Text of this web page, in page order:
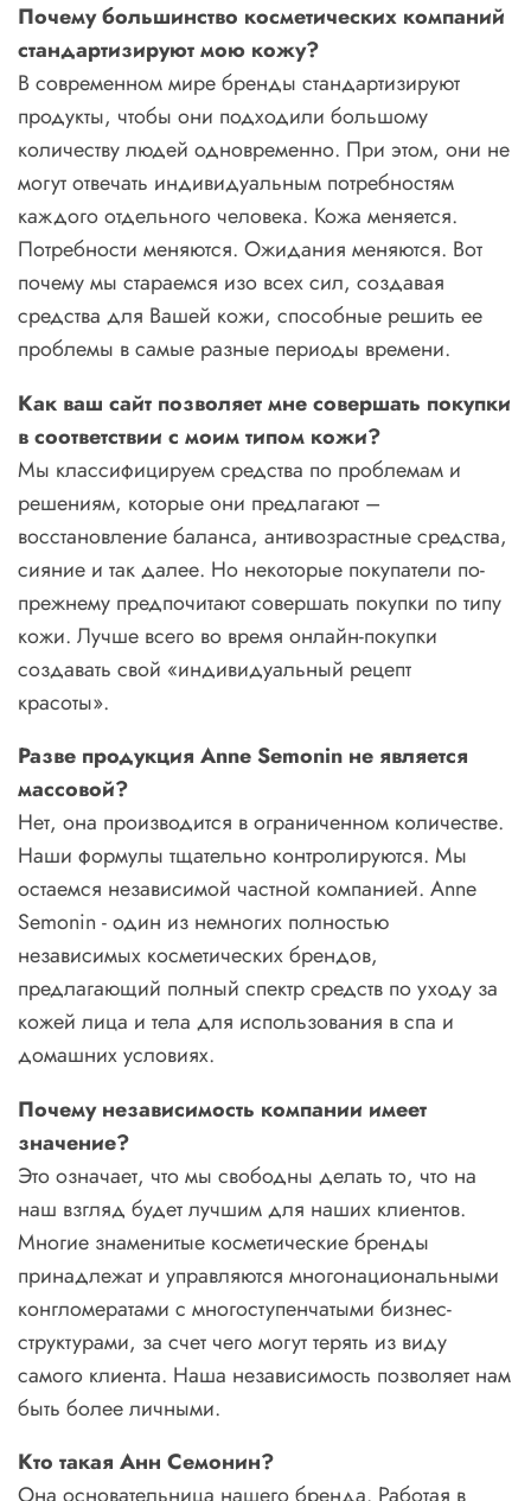
Почему большинство косметических компаний
стандартизируют мою кожу?
В современном мире бренды стандартизируют
продукты, чтобы они подходили большому
количеству людей одновременно. При этом, они не
могут отвечать индивидуальным потребностям
каждого отдельного человека. Кожа меняется.
Потребности меняются. Ожидания меняются. Вот
почему мы стараемся изо всех сил, создавая
средства для Вашей кожи, способные решить ее
проблемы в самые разные периоды времени.
Как ваш сайт позволяет мне совершать покупки
в соответствии с моим типом кожи?
Мы классифицируем средства по проблемам и
решениям, которые они предлагают –
восстановление баланса, антивозрастные средства,
сияние и так далее. Но некоторые покупатели по-
прежнему предпочитают совершать покупки по типу
кожи. Лучше всего во время онлайн-покупки
создавать свой «индивидуальный рецепт
красоты».
Разве продукция AnneSemonin не является
массовой?
Нет, она производится в ограниченном количестве.
Наши формулы тщательно контролируются. Мы
остаемся независимой частной компанией. Anne
Semonin - один из немногих полностью
независимых косметических брендов,
предлагающий полный спектр средств по уходу за
кожей лица и тела для использования в спа и
домашних условиях.
Почему независимость компании имеет
значение?
Это означает, что мы свободны делать то, что на
наш взгляд будет лучшим для наших клиентов.
Многие знаменитые косметические бренды
принадлежат и управляются многонациональными
конгломератами с многоступенчатыми бизнес-
структурами, за счет чего могут терять из виду
самого клиента. Наша независимость позволяет нам
быть более личными.
Кто такая Анн Семонин?